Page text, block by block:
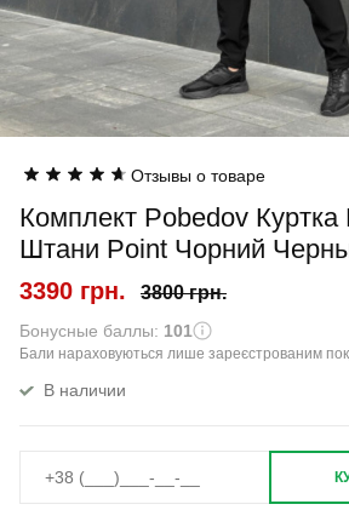
Отзывы о товаре
Комплект Pobedov Куртка
Штани Point Чорний
3390 грн. 3800 грн.
Бонусные баллы: 101
Бали нараховуються лише зареєстрованим
В наличии